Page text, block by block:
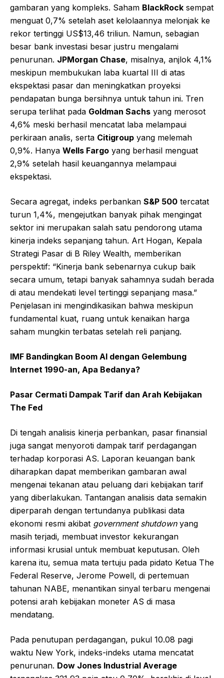
gambaran yang kompleks. Saham BlackRock sempat
menguat 0,7% setelah aset kelolaannya melonjak ke
rekor tertinggi US$13,46 triliun. Namun, sebagian
besar bank investasi besar justru mengalami
penurunan. JPMorgan Chase, misalnya, anjlok 4,1%
meskipun membukukan laba kuartal III di atas
ekspektasi pasar dan meningkatkan proyeksi
pendapatan bunga bersihnya untuk tahun ini. Tren
serupa terlihat pada Goldman Sachs yang merosot
4,6% meski berhasil mencatat laba melampaui
perkiraan analis, serta Citigroup yang melemah
0,9%. Hanya Wells Fargo yang berhasil menguat
2,9% setelah hasil keuangannya melampaui
ekspektasi.
Secara agregat, indeks perbankan S&P 500 tercatat
turun 1,4%, mengejutkan banyak pihak mengingat
sektor ini merupakan salah satu pendorong utama
kinerja indeks sepanjang tahun. Art Hogan, Kepala
Strategi Pasar di B Riley Wealth, memberikan
perspektif: “Kinerja bank sebenarnya cukup baik
secara umum, tetapi banyak sahamnya sudah berada
di atau mendekati level tertinggi sepanjang masa.”
Penjelasan ini mengindikasikan bahwa meskipun
fundamental kuat, ruang untuk kenaikan harga
saham mungkin terbatas setelah reli panjang.
IMF Bandingkan Boom AI dengan Gelembung
Internet 1990-an, Apa Bedanya?
Pasar Cermati Dampak Tarif dan Arah Kebijakan
The Fed
Di tengah analisis kinerja perbankan, pasar finansial
juga sangat menyoroti dampak tarif perdagangan
terhadap korporasi AS. Laporan keuangan bank
diharapkan dapat memberikan gambaran awal
mengenai tekanan atau peluang dari kebijakan tarif
yang diberlakukan. Tantangan analisis data semakin
diperparah dengan tertundanya publikasi data
ekonomi resmi akibat government shutdownyang
masih terjadi, membuat investor kekurangan
informasi krusial untuk membuat keputusan. Oleh
karena itu, semua mata tertuju pada pidato Ketua The
Federal Reserve, Jerome Powell, di pertemuan
tahunan NABE, menantikan sinyal terbaru mengenai
potensi arah kebijakan moneter AS di masa
mendatang.
Pada penutupan perdagangan, pukul 10.08 pagi
waktu New York, indeks-indeks utama mencatat
penurunan. Dow Jones Industrial Average